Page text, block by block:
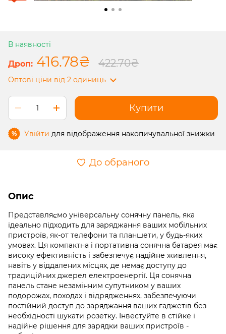
В наявності
416.78₴ 422.70₴
Оптові ціни від 2 одиниць
Купити
% Увійти для відображення накопичувальної знижки
До обраного
Опис
Представляємо універсальну сонячну панель, яка
ідеально підходить для заряджання ваших мобільних
пристроїв, як-от телефони та планшети, у будь-яких
умовах. Ця компактна і портативна сонячна батарея має
високу ефективність і забезпечує надійне живлення,
навіть у віддалених місцях, де немає доступу до
традиційних джерел електроенергії. Ця сонячна
панель стане незамінним супутником у ваших
подорожах, походах і відрядженнях, забезпечуючи
постійний доступ до заряджання ваших гаджетів без
необхідності шукати розетку. Інвестуйте в стійке і
надійне рішення для зарядки ваших пристроїв -